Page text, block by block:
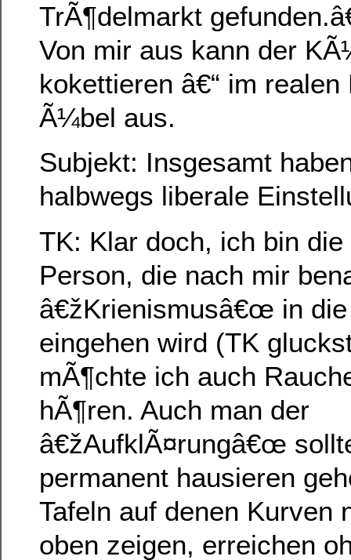
TrÃ¶delmarkt
Von mir aus kann der
kokettieren â€“ im
Ã¼bel aus.
Subjekt: Insgesamt
halbwegs liberale
TK: Klar doch, ich bin
Person, die nach mir
â€žKrienismusâ€œ in
eingehen wird (TK
mÃ¶chte ich auch
hÃ¶ren. Auch man der
â€žAufklÃ¤rungâ€œ
permanent hausieren
Tafeln auf denen Kurven
oben zeigen, erreichen